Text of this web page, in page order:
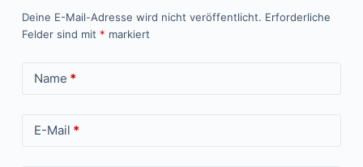
Deine E-Mail-Adresse wird nicht veröffentlicht. Erforderliche
Felder sind mit * markiert
Name *
E-Mail *